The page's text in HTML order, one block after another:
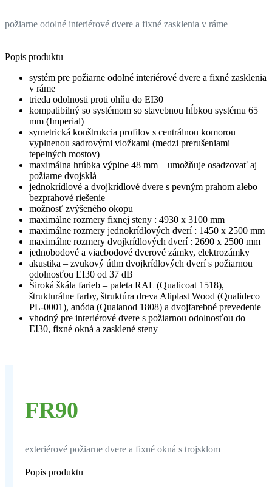
požiarne odolné interiérové dvere a fixné zasklenia v ráme
Popis produktu
systém pre požiarne odolné interiérové dvere a fixné zasklenia
v ráme
trieda odolnosti proti ohňu do EI30
kompatibilný so systémom so stavebnou hĺbkou systému 65
mm (Imperial)
symetrická konštrukcia profilov s centrálnou komorou
vyplnenou sadrovými vložkami (medzi prerušeniami
tepelných mostov)
maximálna hrúbka výplne 48 mm – umožňuje osadzovať aj
požiarne dvojsklá
jednokrídlové a dvojkrídlové dvere s pevným prahom alebo
bezprahové riešenie
možnosť zvýšeného okopu
maximálne rozmery fixnej steny : 4930 x 3100 mm
maximálne rozmery jednokrídlových dverí : 1450 x 2500 mm
maximálne rozmery dvojkrídlových dverí : 2690 x 2500 mm
jednobodové a viacbodové dverové zámky, elektrozámky
akustika – zvukový útlm dvojkrídlových dverí s požiarnou
odolnosťou EI30 od 37 dB
Široká škála farieb – paleta RAL (Qualicoat 1518),
štrukturálne farby, štruktúra dreva Aliplast Wood (Qualideco
PL-0001), anóda (Qualanod 1808) a dvojfarebné prevedenie
vhodný pre interiérové dvere s požiarnou odolnosťou do
EI30, fixné okná a zasklené steny
FR90
exteriérové požiarne dvere a fixné okná s trojsklom
Popis produktu